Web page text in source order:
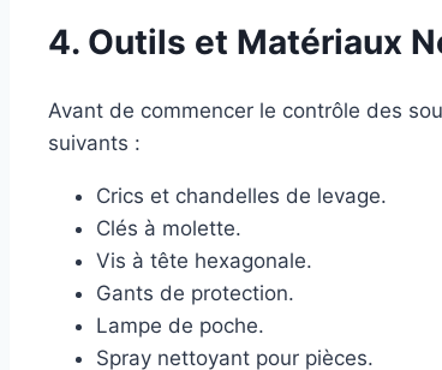
4. Outils et Matériaux
Avant de commencer le contrôle des
suivants :
Crics et chandelles de levage.
Clés à molette.
Vis à tête hexagonale.
Gants de protection.
Lampe de poche.
Spray nettoyant pour pièces.